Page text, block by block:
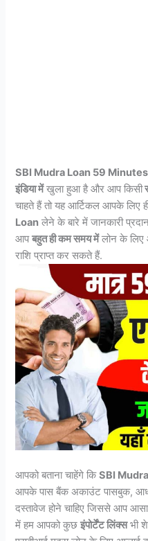
SBI Mudra Loan 59 Minutes
इंडिया मेंखुला हुआ है और आप किसी
चाहते हैं तो यह आर्टिकल आपके
Loan लेने के बारे में जानकारी
आपबहुत ही कम समय मेंलोन के
राशि प्राप्त कर सकते हैं.
आपको बताना चाहेंगे किSBI
आपके पास बैंक अकाउंट पासबुक,
दस्तावेज होने चाहिए जिससे आप
में हम आपको कुछइंपोर्टेंट लिंक्सभी